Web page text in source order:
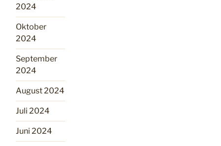
2024
Oktober
2024
September
2024
August 2024
Juli 2024
Juni 2024